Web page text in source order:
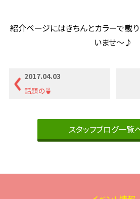
紹介ページにはきちんとカラーで載り
いませ～♪
2017.04.03
話題の🍵
スタッフブログ一覧